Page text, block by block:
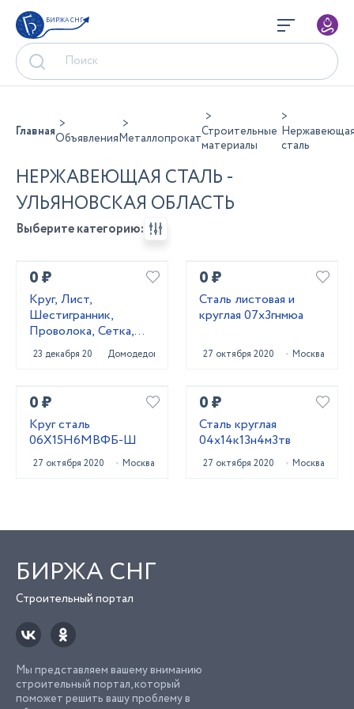
БИРЖА СНГ
ГлавнаяОбъявленияМеталлопрокатСтроительные
материалы
сталь
НЕРЖАВЕЮЩАЯ СТАЛЬ -
УЛЬЯНОВСКАЯ ОБЛАСТЬ
Выберите категорию:
0 ₽
Круг, Лист,
Шестигранник,
Проволока, Сетка,
Квадрат 20Х13,
40Х13, 20Х23Н18,
14Х17Н2, 12
23 декабря 2020 Домодедово
0 ₽
Сталь листовая и
круглая 07х3гнмюа
27 октября 2020 Москва
0 ₽
Круг сталь
06Х15Н6МВФБ-Ш
27 октября 2020 Москва
0 ₽
Сталь круглая
04х14к13н4м3тв
27 октября 2020 Москва
БИРЖА СНГ
Строительный портал
Мы представляем вашему вниманию
строительный портал, который
поможет решить вашу проблему в